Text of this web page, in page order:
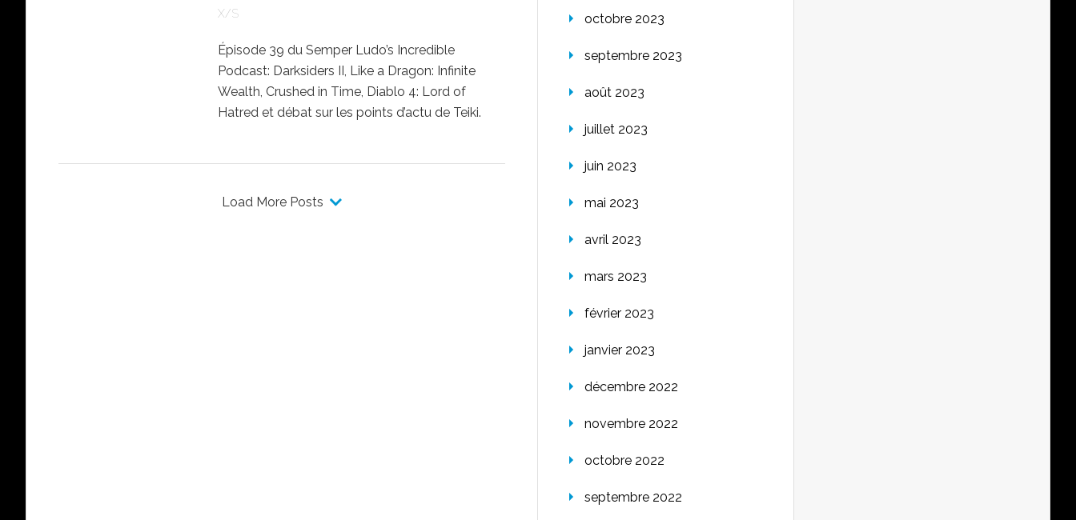
X/S
Épisode 39 du Semper Ludo’s Incredible
Podcast: Darksiders II, ⁠Like a Dragon: Infinite
Wealth⁠, Crushed in Time, ⁠Diablo 4: Lord of
Hatred et débat sur les points d’actu de Teiki.
Load More Posts
octobre 2023
septembre 2023
août 2023
juillet 2023
juin 2023
mai 2023
avril 2023
mars 2023
février 2023
janvier 2023
décembre 2022
novembre 2022
octobre 2022
septembre 2022